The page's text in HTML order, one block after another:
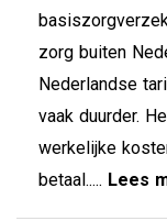
zorg buiten
Nederlandse
vaak duurder.
werkelijke
betaal..... Lees